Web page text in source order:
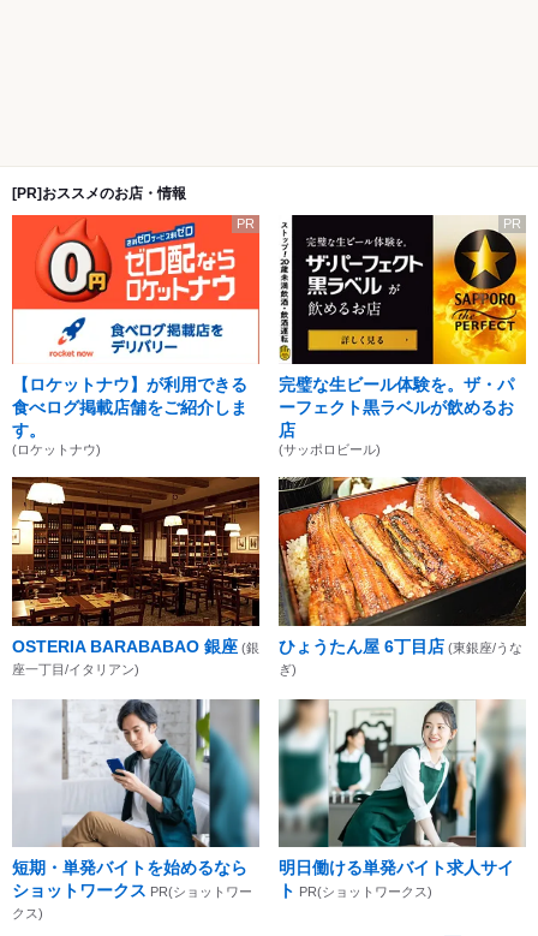
[PR]おススメのお店・情報
PR
【ロケットナウ】が利用できる
食べログ掲載店舗をご紹介しま
す。
(ロケットナウ)
PR
完璧な生ビール体験を。ザ・パ
ーフェクト黒ラベルが飲めるお
店
(サッポロビール)
OSTERIA BARABABAO 銀座 (銀
座一丁目/イタリアン)
ひょうたん屋 6丁目店 (東銀座/うな
ぎ)
短期・単発バイトを始めるなら
ショットワークス PR(ショットワー
クス)
明日働ける単発バイト求人サイ
ト PR(ショットワークス)